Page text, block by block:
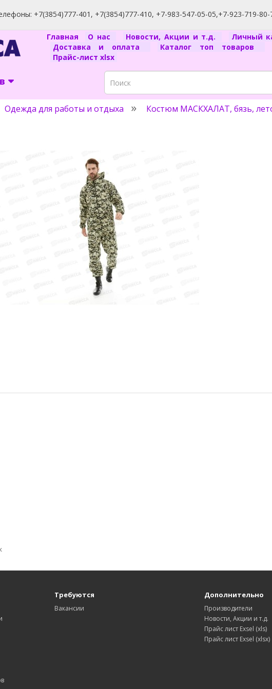
+7(3854)777-401, +7(3854)777-410, +7-983-547-05-05,+7-923-719-80-
Главная О нас Новости, Акции и т.д. Личный
Доставка и оплата
Каталог топ товаров
Прайс-лист xlsx
Одежда для работы и отдыха Костюм МАСКХАЛАТ, бязь,
Требуются
Вакансии
Дополнительно
Производители
Новости, Акции и т.д.
Прайс лист Exsel (xls)
Прайс лист Exsel (xlsx)